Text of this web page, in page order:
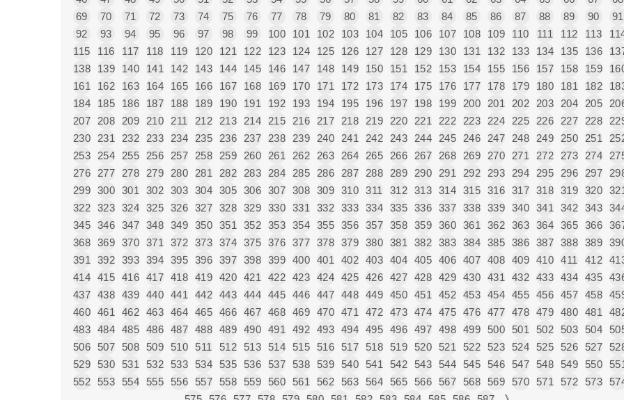
69
70 71 72 73 74 75 76 77 78 79 80 81 82 83 84 85 86 87 88 89 90
91
92
93 94 95 96 97 98 99 100 101 102 103 104 105 106 107 108 109 110 111 112 113
115
116 117 118 119 120 121 122 123 124 125 126 127 128 129 130 131 132 133 134 135 136
138
139 140 141 142 143 144 145 146 147 148 149 150 151 152 153 154 155 156 157 158 159
161
162 163 164 165 166 167 168 169 170 171 172 173 174 175 176 177 178 179 180 181 182
184
185 186 187 188 189 190 191 192 193 194 195 196 197 198 199 200 201 202 203 204 205
207
208 209 210 211 212 213 214 215 216 217 218 219 220 221 222 223 224 225 226 227 228
230
231 232 233 234 235 236 237 238 239 240 241 242 243 244 245 246 247 248 249 250 251
253
254 255 256 257 258 259 260 261 262 263 264 265 266 267 268 269 270 271 272 273 274
276
277 278 279 280 281 282 283 284 285 286 287 288 289 290 291 292 293 294 295 296 297
299 300 301 302 303 304 305 306 307 308 309 310 311 312 313 314 315 316 317 318 319 320
322 323 324 325 326 327 328 329 330 331 332 333 334 335 336 337 338 339 340 341 342 343
345 346 347 348 349 350 351 352 353 354 355 356 357 358 359 360 361 362 363 364 365 366
368 369 370 371 372 373 374 375 376 377 378 379 380 381 382 383 384 385 386 387 388 389
391
392 393 394 395 396 397 398 399 400 401 402 403 404 405 406 407 408 409 410 411 412
414 415 416 417 418 419 420 421 422 423 424 425 426 427 428 429 430 431 432 433 434 435
437 438 439 440 441 442 443 444 445 446 447 448 449 450 451 452 453 454 455 456 457 458
460 461 462 463 464 465 466 467 468 469 470 471 472 473 474 475 476 477 478 479 480 481
483 484 485 486 487 488 489 490 491 492 493 494 495 496 497 498 499 500 501 502 503 504
506 507 508 509 510 511 512 513 514 515 516 517 518 519 520 521 522 523 524 525 526 527
529 530 531 532 533 534 535 536 537 538 539 540 541 542 543 544 545 546 547 548 549 550
552 553 554 555 556 557 558 559 560 561 562 563 564 565 566 567 568 569 570 571 572 573